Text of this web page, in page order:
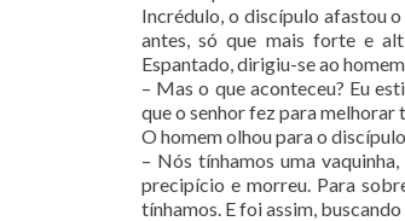
Incrédulo, o discípulo afastou
antes, só que mais forte e
Espantado, dirigiu-se ao
– Mas o que aconteceu? Eu
que o senhor fez para
O homem olhou para o
– Nós tínhamos uma
precipício e morreu. Para
tínhamos. E foi assim,